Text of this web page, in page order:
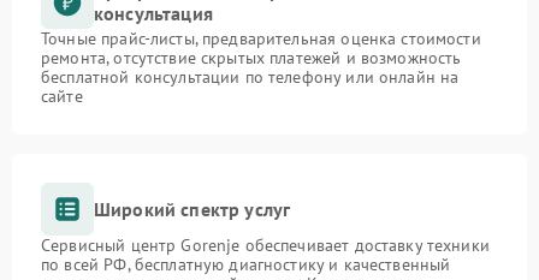
консультация
Точные прайс-листы, предварительная оценка стоимости
ремонта, отсутствие скрытых платежей и возможность
бесплатной консультации по телефону или онлайн на
сайте
Широкий спектр услуг
Сервисный центр Gorenje обеспечивает доставку техники
по всей РФ, бесплатную диагностику и качественный